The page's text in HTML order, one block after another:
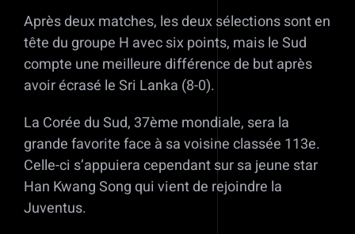
Après deux matches, les deux sélections sont en
tête du groupe H avec six points, mais le Sud
compte une meilleure différence de but après
avoir écrasé le Sri Lanka (8-0).
La Corée du Sud, 37ème mondiale, sera la
grande favorite face à sa voisine classée 113e.
Celle-ci s’appuiera cependant sur sa jeune star
Han Kwang Song qui vient de rejoindre la
Juventus.